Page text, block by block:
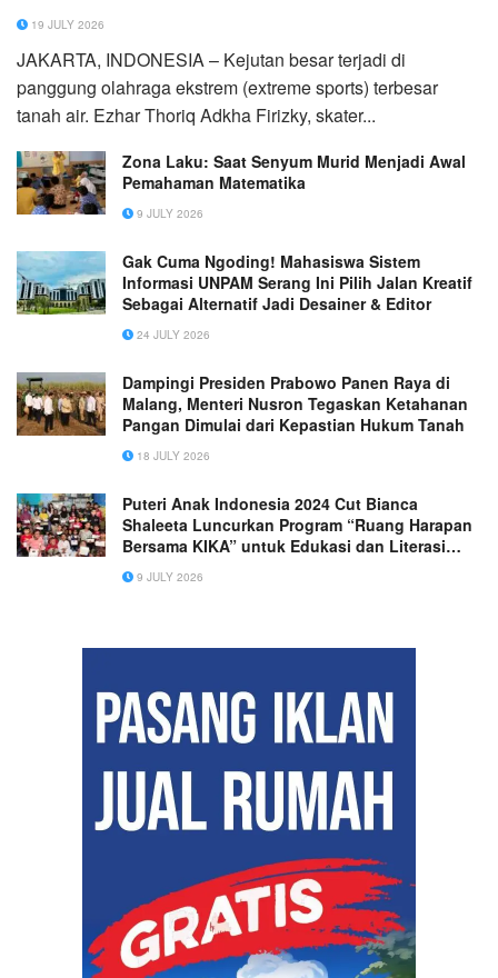
19 JULY 2026
JAKARTA, INDONESIA – Kejutan besar terjadi di
panggung olahraga ekstrem (extreme sports) terbesar
tanah air. Ezhar Thoriq Adkha Firizky, skater...
Zona Laku: Saat Senyum Murid Menjadi Awal
Pemahaman Matematika
9 JULY 2026
Gak Cuma Ngoding! Mahasiswa Sistem
Informasi UNPAM Serang Ini Pilih Jalan Kreatif
Sebagai Alternatif Jadi Desainer & Editor
24 JULY 2026
Dampingi Presiden Prabowo Panen Raya di
Malang, Menteri Nusron Tegaskan Ketahanan
Pangan Dimulai dari Kepastian Hukum Tanah
18 JULY 2026
Puteri Anak Indonesia 2024 Cut Bianca
Shaleeta Luncurkan Program “Ruang Harapan
Bersama KIKA” untuk Edukasi dan Literasi
Anak Indonesia
9 JULY 2026